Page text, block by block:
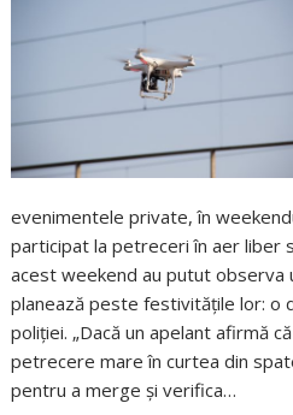
evenimentele private, în
participat la petreceri în aer liber
acest weekend au putut
planează peste festivitățile lor: o
poliției. „Dacă un apelant afirmă
petrecere mare în curtea din
pentru a merge și verifica…